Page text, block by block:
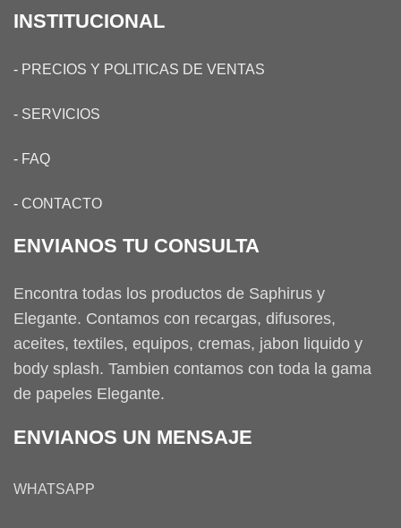
INSTITUCIONAL
- PRECIOS Y POLITICAS DE VENTAS
- SERVICIOS
- FAQ
- CONTACTO
ENVIANOS TU CONSULTA
Encontra todas los productos de Saphirus y
Elegante. Contamos con recargas, difusores,
aceites, textiles, equipos, cremas, jabon liquido y
body splash. Tambien contamos con toda la gama
de papeles Elegante.
ENVIANOS UN MENSAJE
WHATSAPP